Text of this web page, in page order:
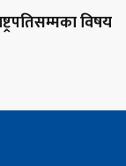
विषय